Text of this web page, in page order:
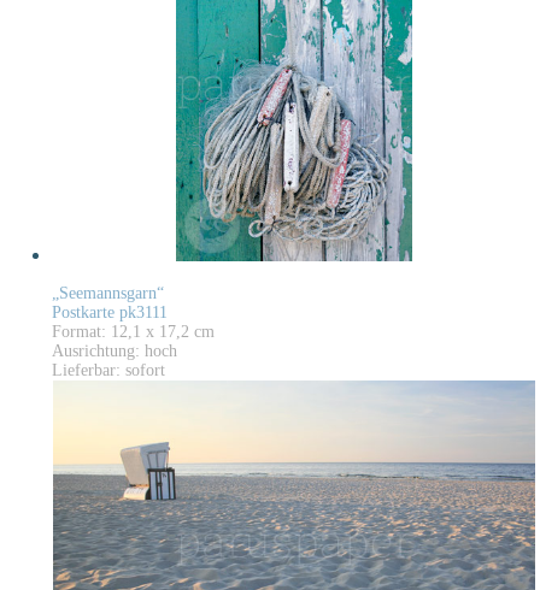
„Seemannsgarn“
Postkarte pk3111
Format: 12,1 x 17,2 cm
Ausrichtung: hoch
Lieferbar: sofort